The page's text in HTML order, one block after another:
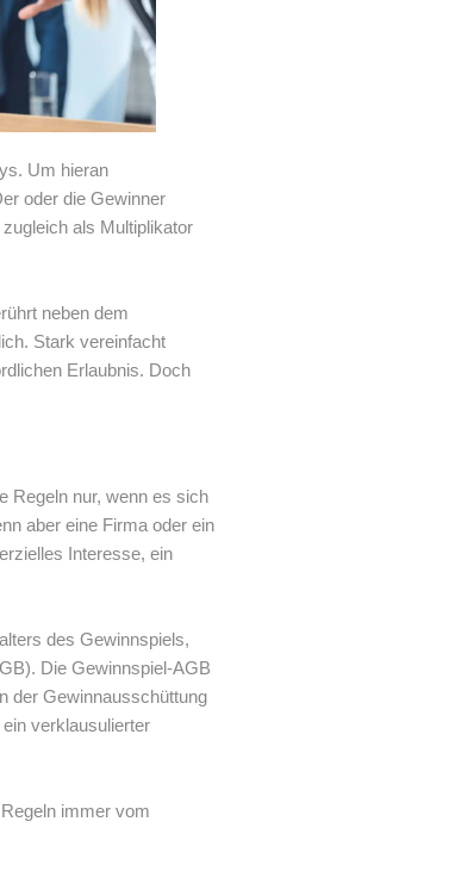
Um hieran
oder die Gewinner
als Multiplikator
neben dem
Stark vereinfacht
Erlaubnis. Doch
Regeln nur, wenn es sich
aber eine Firma oder ein
Interesse, ein
des Gewinnspiels,
Die Gewinnspiel-AGB
der Gewinnausschüttung
verklausulierter
immer vom